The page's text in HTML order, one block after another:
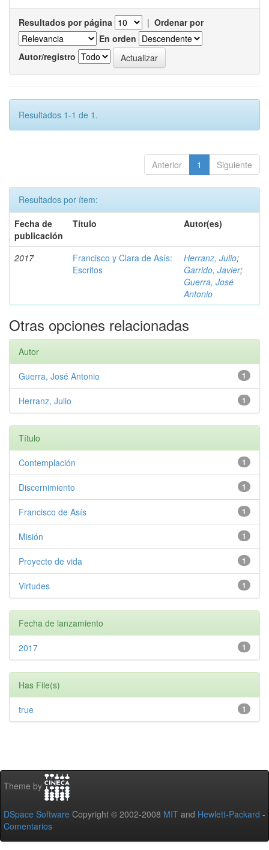
Resultados por página | Ordenar por
En orden
Autor/registro
Resultados 1-1 de 1.
Anterior 1 Siguiente
Resultados por ítem:
Fecha de
publicación
Título Autor(es)
2017
Francisco y Clara de Asís:
Escritos
Herranz, Julio;
Garrido, Javier;
Guerra, José
Antonio
Otras opciones relacionadas
Autor
1
Guerra, José Antonio
1
Herranz, Julio
Título
1
Contemplación
1
Discernimiento
1
Francisco de Asís
1
Misión
1
Proyecto de vida
1
Virtudes
Fecha de lanzamiento
1
2017
Has File(s)
1
true
Theme by
DSpace Software Copyright © 2002-2008 MIT and Hewlett-Packard -
Comentarios